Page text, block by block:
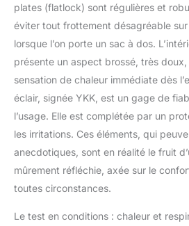
plates (flatlock) sont régulières et
éviter tout frottement désagréable
lorsque l’on porte un sac à dos.
présente un aspect brossé, très
sensation de chaleur immédiate dès
éclair, signée YKK, est un gage de
l’usage. Elle est complétée par un
les irritations. Ces éléments, qui
anecdotiques, sont en réalité le fruit
mûrement réfléchie, axée sur le
toutes circonstances.
Le test en conditions : chaleur et